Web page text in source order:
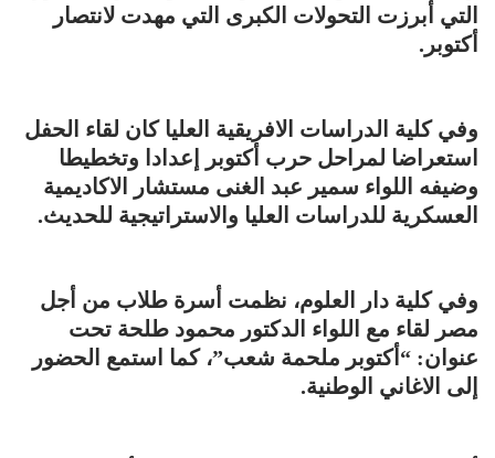
التي أبرزت التحولات الكبرى التي مهدت لانتصار
أكتوبر.
وفي كلية الدراسات الافريقية العليا كان لقاء الحفل
استعراضا لمراحل حرب أكتوبر إعدادا وتخطيطا
وضيفه اللواء سمير عبد الغنى مستشار الاكاديمية
العسكرية للدراسات العليا والاستراتيجية للحديث.
وفي كلية دار العلوم، نظمت أسرة طلاب من أجل
مصر لقاء مع اللواء الدكتور محمود طلحة تحت
عنوان: “أكتوبر ملحمة شعب”، كما استمع الحضور
إلى الاغاني الوطنية.